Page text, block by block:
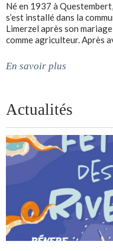
Né en 1937 à Questembert,
s’est installé dans la
Limerzel après son
comme agriculteur. Après
En savoir plus
Actualités